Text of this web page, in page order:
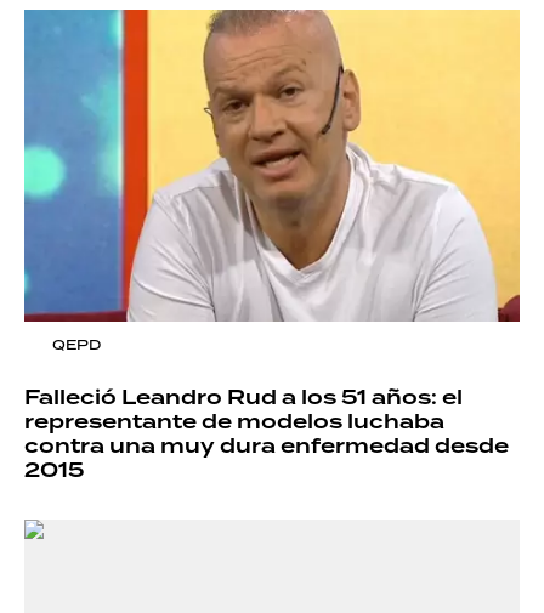
QEPD
Falleció Leandro Rud a los 51 años: el
representante de modelos luchaba
contra una muy dura enfermedad desde
2015